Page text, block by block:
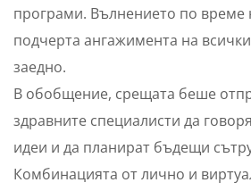
програми. Вълнението по време
подчерта ангажимента на
заедно.
В обобщение, срещата беше
здравните специалисти да
идеи и да планират бъдещи
Комбинацията от лично и